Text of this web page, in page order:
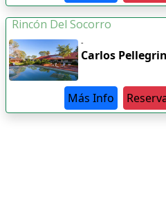
Rincón Del Socorro
-
Carlos
Más Info